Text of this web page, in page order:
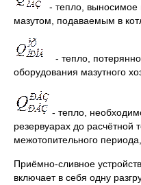
- тепло, выносимое
мазутом, подаваемым в
- тепло,
оборудования мазутного
- тепло,
резервуарах до расчётной
межотопительного
Приёмно-сливное
включает в себя одну